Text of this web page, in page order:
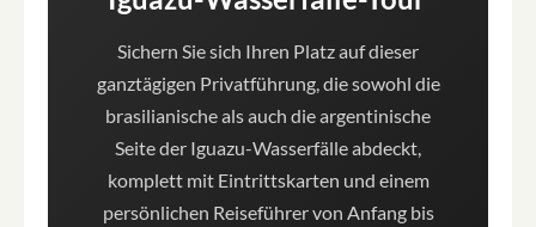
Sichern Sie sich Ihren Platz auf dieser
ganztägigen Privatführung, die sowohl die
brasilianische als auch die argentinische
Seite der Iguazu-Wasserfälle abdeckt,
komplett mit Eintrittskarten und einem
persönlichen Reiseführer von Anfang bis